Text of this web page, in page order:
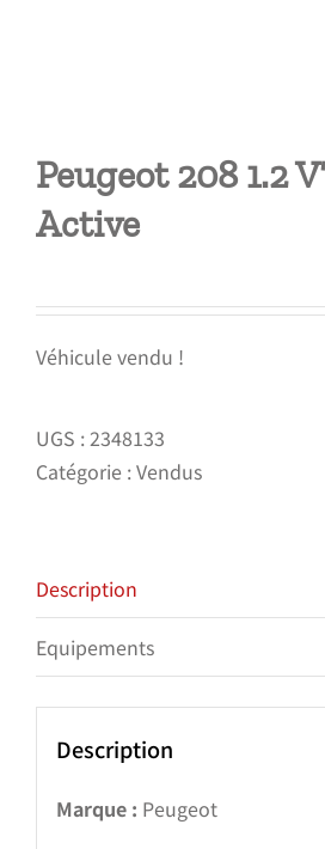
Peugeot 208 1.2
Active
Véhicule vendu !
UGS :2348133
Catégorie :Vendus
Description
Equipements
Description
Marque : Peugeot